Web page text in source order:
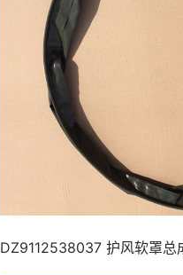
DZ9112538037 护风软罩总